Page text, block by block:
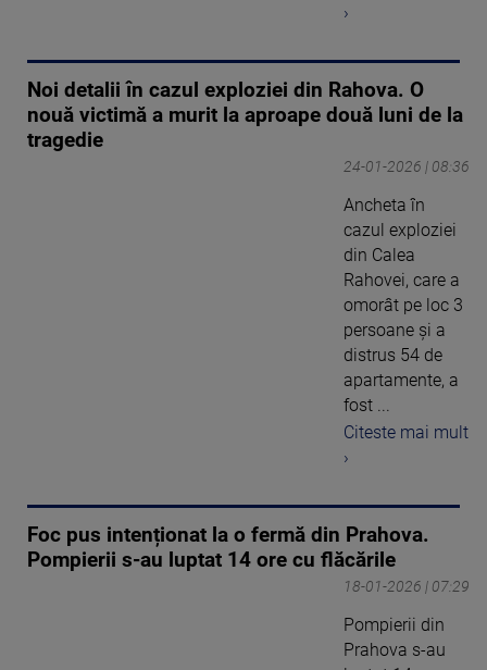
›
Noi detalii în cazul exploziei din Rahova. O
nouă victimă a murit la aproape două luni de la
tragedie
24-01-2026 | 08:36
Ancheta în
cazul exploziei
din Calea
Rahovei, care a
omorât pe loc 3
persoane și a
distrus 54 de
apartamente, a
fost ...
Citeste mai mult
›
Foc pus intenționat la o fermă din Prahova.
Pompierii s-au luptat 14 ore cu flăcările
18-01-2026 | 07:29
Pompierii din
Prahova s-au